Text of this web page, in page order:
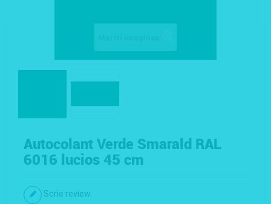
Autocolant Verde Smarald RAL
6016 lucios 45 cm
Scrie review